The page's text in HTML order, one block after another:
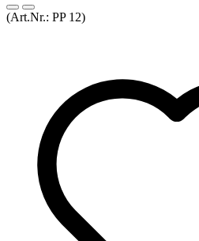
(Art.Nr.: PP 12)